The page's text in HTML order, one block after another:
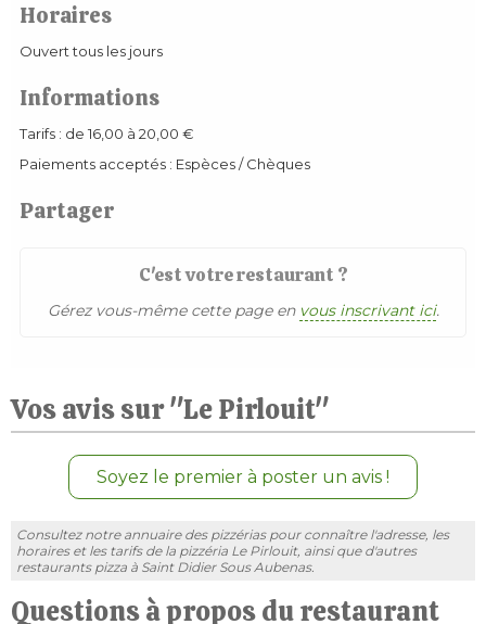
Horaires
Ouvert tous les jours
Informations
Tarifs : de 16,00 à 20,00 €
Paiements acceptés : Espèces / Chèques
Partager
C'est votre restaurant ?
Gérez vous-même cette page en vous inscrivant ici.
Vos avis sur "Le Pirlouit"
Soyez le premier à poster un avis !
Consultez notre annuaire des pizzérias pour connaître l'adresse, les
horaires et les tarifs de la pizzéria Le Pirlouit, ainsi que d'autres
restaurants pizza à Saint Didier Sous Aubenas.
Questions à propos du restaurant